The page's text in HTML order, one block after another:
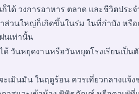
ได้ วงการอาหาร ตลาด และชีวิตประ
วนใหญ่ก็เกิดขึ้นในร่ม ในที่กำบัง หรือ
นเท่านั้น
ด้ วันหยุดงานหรือวันหยุดโรงเรียนเป็
มินมัน ในฤดูร้อน ควรเที่ยวกลางแจ้ง